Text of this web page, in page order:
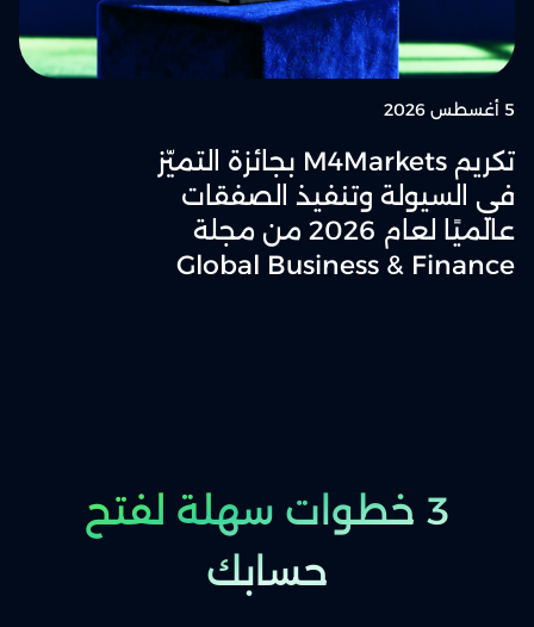
5 أغسطس 2026
تكريم M4Markets بجائزة التميّز
في السيولة وتنفيذ الصفقات
عالميًا لعام 2026 من مجلة
Global Business & Finance
3 خطوات سهلة لفتح
حسابك